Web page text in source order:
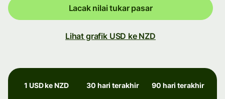
Lacak nilai tukar pasar
Lihat grafik USD ke NZD
1 USD ke NZD 30 hari terakhir 90 hari terakhir